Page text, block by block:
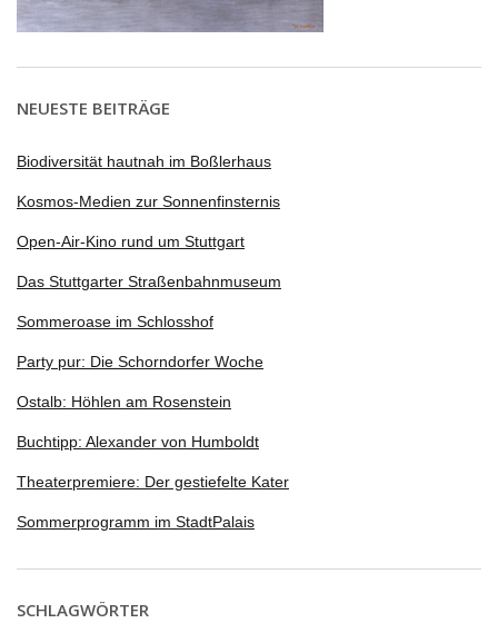
NEUESTE BEITRÄGE
Biodiversität hautnah im Boßlerhaus
Kosmos-Medien zur Sonnenfinsternis
Open-Air-Kino rund um Stuttgart
Das Stuttgarter Straßenbahnmuseum
Sommeroase im Schlosshof
Party pur: Die Schorndorfer Woche
Ostalb: Höhlen am Rosenstein
Buchtipp: Alexander von Humboldt
Theaterpremiere: Der gestiefelte Kater
Sommerprogramm im StadtPalais
SCHLAGWÖRTER